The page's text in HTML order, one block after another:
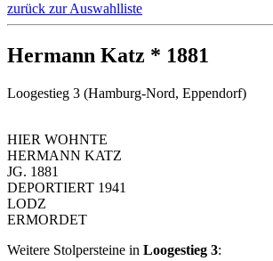
zurück zur Auswahlliste
Hermann Katz * 1881
Loogestieg 3 (Hamburg-Nord, Eppendorf)
HIER WOHNTE
HERMANN KATZ
JG. 1881
DEPORTIERT 1941
LODZ
ERMORDET
Weitere Stolpersteine in Loogestieg 3: